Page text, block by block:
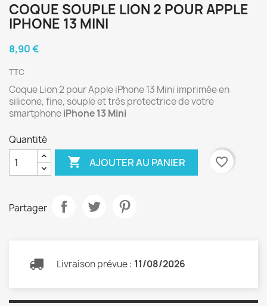
COQUE SOUPLE LION 2 POUR APPLE
IPHONE 13 MINI
8,90 €
TTC
Coque Lion 2 pour Apple iPhone 13 Mini imprimée en
silicone, fine, souple et très protectrice de votre
smartphoneiPhone 13 Mini
Quantité
 AJOUTER AU PANIER favorite_border
Partager
Livraison prévue : 11/08/2026